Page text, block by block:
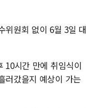
위원회 없이 6월 3일 대
10시간 만에 취임식이
러갔을지 예상이 가는